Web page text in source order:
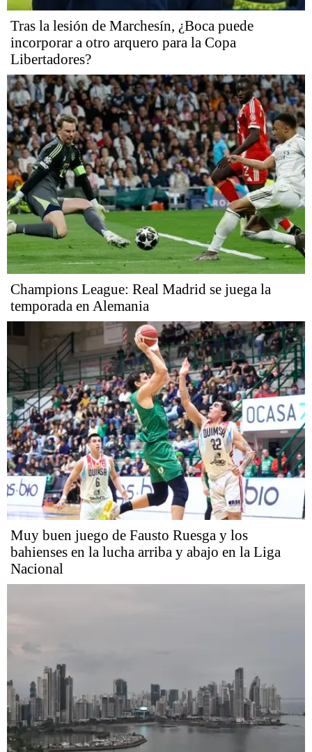
Tras la lesión de Marchesín, ¿Boca puede
incorporar a otro arquero para la Copa
Libertadores?
Champions League: Real Madrid se juega la
temporada en Alemania
Muy buen juego de Fausto Ruesga y los
bahienses en la lucha arriba y abajo en la Liga
Nacional